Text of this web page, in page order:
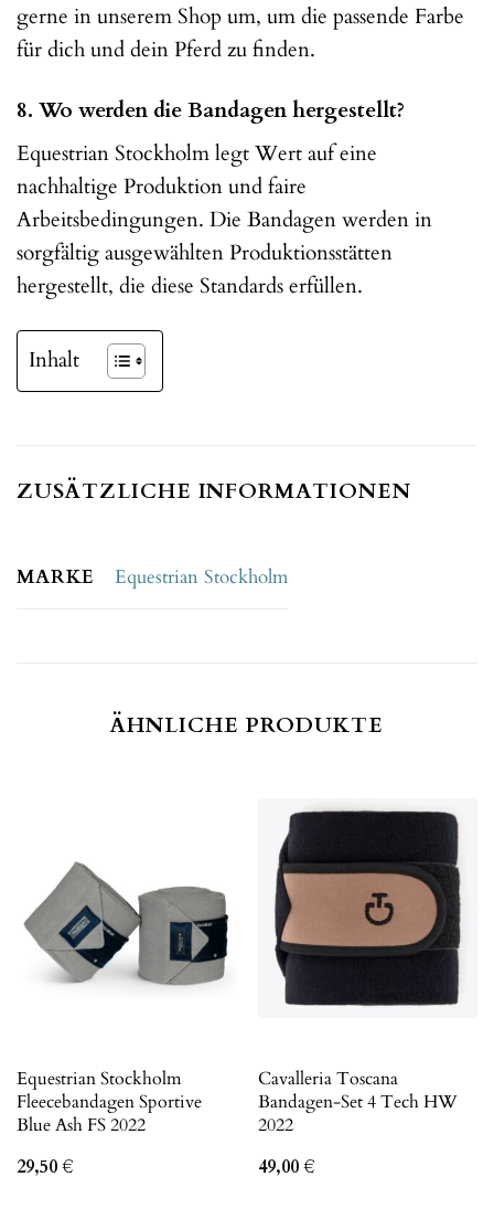
gerne in unserem Shop um, um die passende Farbe
für dich und dein Pferd zu finden.
8. Wo werden die Bandagen hergestellt?
Equestrian Stockholm legt Wert auf eine
nachhaltige Produktion und faire
Arbeitsbedingungen. Die Bandagen werden in
sorgfältig ausgewählten Produktionsstätten
hergestellt, die diese Standards erfüllen.
Inhalt
ZUSÄTZLICHE INFORMATIONEN
MARKE Equestrian Stockholm
ÄHNLICHE PRODUKTE
Equestrian Stockholm
Fleecebandagen Sportive
Blue Ash FS 2022
29,50€
Cavalleria Toscana
Bandagen-Set 4 Tech HW
2022
49,00€